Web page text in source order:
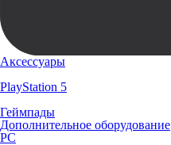
Аксессуары
PlayStation 5
Геймпады
Дополнительное оборудование
PC